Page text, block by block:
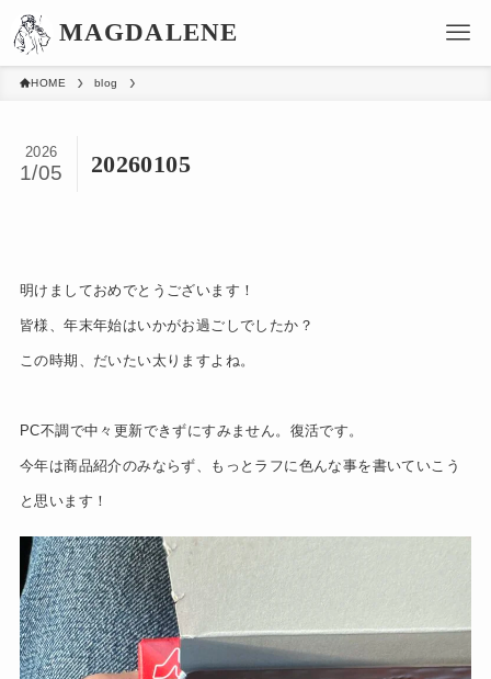
HOME blog
20260105
2026
1/05
明けましておめでとうございます！
皆様、年末年始はいかがお過ごしでしたか？
この時期、だいたい太りますよね。
PC不調で中々更新できずにすみません。復活です。
今年は商品紹介のみならず、もっとラフに色んな事を書いていこう
と思います！